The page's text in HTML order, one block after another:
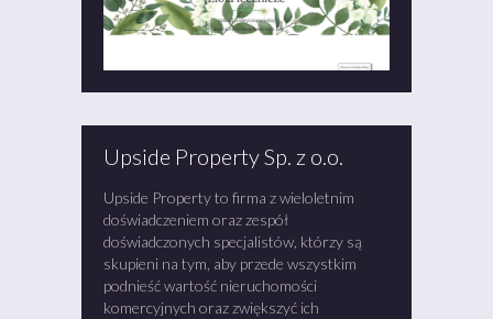
Upside Property Sp. z o.o.
Upside Property to firma z wieloletnim
doświadczeniem oraz zespół
doświadczonych specjalistów, którzy są
skupieni na tym, aby przede wszystkim
podnieść wartość nieruchomości
komercyjnych oraz zwiększyć ich